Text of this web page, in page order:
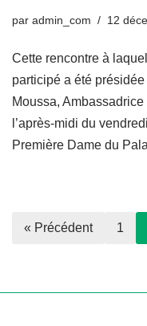
par admin_com 12
Cette rencontre à
participé a été
Moussa,
l’après-midi du
Première Dame du
« Précédent 1